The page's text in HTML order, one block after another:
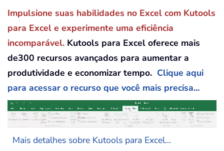
Impulsione suas habilidades no Excel com Kutools
para Excel e experimente uma eficiência
incomparável. Kutools para Excel oferece mais
de300 recursos avançados para aumentar a
produtividade e economizar tempo. Clique aqui
para acessar o recurso que você mais precisa...
Mais detalhes sobre Kutools para Excel...